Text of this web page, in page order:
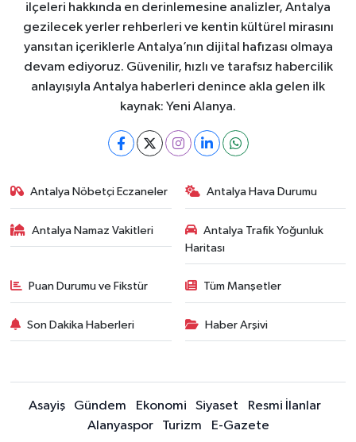
ilçeleri hakkında en derinlemesine analizler, Antalya
gezilecek yerler rehberleri ve kentin kültürel mirasını
yansıtan içeriklerle Antalya’nın dijital hafızası olmaya
devam ediyoruz. Güvenilir, hızlı ve tarafsız habercilik
anlayışıyla Antalya haberleri denince akla gelen ilk
kaynak: Yeni Alanya.
Antalya Nöbetçi Eczaneler Antalya Hava Durumu
Antalya Namaz Vakitleri
Antalya Trafik Yoğunluk
Haritası
Puan Durumu ve Fikstür Tüm Manşetler
Son Dakika Haberleri Haber Arşivi
Asayiş Gündem Ekonomi Siyaset
Resmi İlanlar
Alanyaspor
Turizm E-Gazete